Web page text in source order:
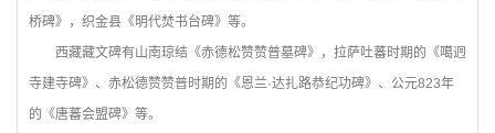
桥碑》，织金县《明代焚书台碑》等。
西藏藏文碑有山南琼结《赤德松赞赞普墓碑》，拉萨吐蕃时期的《噶迥
寺建寺碑》、赤松德赞赞普时期的《恩兰·达扎路恭纪功碑》、公元823年
的《唐蕃会盟碑》等。